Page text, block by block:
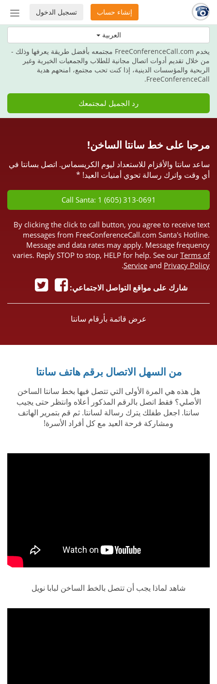
العربية
أو
تسجيل الدخول إنشاء حساب
هذه العطلة، امنح هدية الاتصالات.
يخدم FreeConferenceCall.com مجتمعه بأفضل طريقة يعرفها وذلك -
من خلال تقديم أدوات اتصال مجانية للطلاب والجمعيات الخيرية وغير
الربحية والمؤسسات الدينية، إذا كنت تحب مجتمع، امنحهم هدية
FreeConferenceCall.
رد الجميل لمجتمعك
مرحبا على خط سانتا الساخن!
ساعد سانتا والأقزام للاستعداد ليوم الكريسماس. اتصل بسانتا في
أي وقت واترك رسالة تحوي أمنيات العيد! *
Call Santa: 1 (605) 313-0691
By clicking the click to call button, you agree to receive text
messages from FreeConferenceCall.com Santa's Hotline.
Message and data rates may apply. Message frequency
varies. Reply STOP to stop, HELP for help. See our Terms of
Service and Privacy Policy
.
شارك على مواقع التواصل الاجتماعي:
عرض قائمة بأرقام سانتا
من السهل الاتصال برقم هاتف سانتا
هل هذه هي المرة الأولى التي تتصل فيها بخط سانتا الساخن
الأصلي؟ فقط اتصل بالرقم المذكور أعلاه وانتظر حتى يجيب
سانتا. اجعل طفلك يترك رسالة لسانتا. ثم قم بتمرير الهاتف
ومشاركة فرحة العيد مع كل أفراد الأسرة!
شاهد لماذا يجب أن تتصل بالخط الساخن لبابا نويل